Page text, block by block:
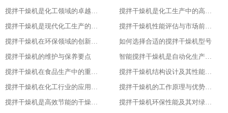
搅拌干燥机是化工领域的卓越干燥利器
搅拌干燥机是化工生产中的高效利器
搅拌干燥机是现代化工生产的得力助手
搅拌干燥机性能评估与市场前景分析
搅拌干燥机在环保领域的创新应用
如何选择合适的搅拌干燥机型号
搅拌干燥机的维护与保养要点
智能搅拌干燥机是自动化生产的新趋势
搅拌干燥机在食品生产中的重要作用
搅拌干燥机结构设计及其性能优化
搅拌干燥机在化工行业的应用实践
搅拌干燥机的工作原理与优势分析
搅拌干燥机是高效节能的干燥新选择
搅拌干燥机环保性能及其对绿色生产的意义